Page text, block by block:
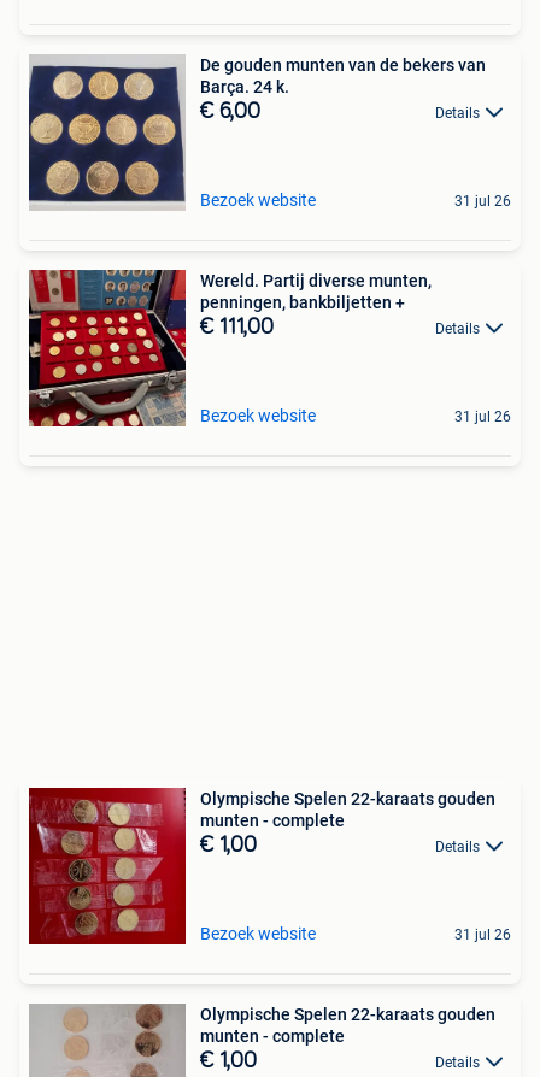
De gouden munten van de bekers van
Barça. 24 k.
€ 6,00 Details
Bezoek website 31 jul 26
Wereld. Partij diverse munten,
penningen, bankbiljetten +
€ 111,00 Details
Bezoek website 31 jul 26
Olympische Spelen 22-karaats gouden
munten - complete
€ 1,00 Details
Bezoek website 31 jul 26
Olympische Spelen 22-karaats gouden
munten - complete
€ 1,00 Details